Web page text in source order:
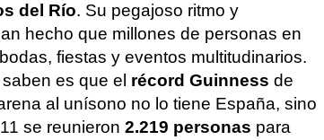
del Río. Su pegajoso ritmo y
hecho que millones de personas en
fiestas y eventos multitudinarios.
es que el récord Guinness de
al unísono no lo tiene España, sino
se reunieron 2.219 personas para